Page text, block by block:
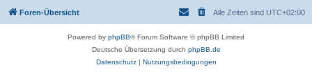
Foren-Übersicht Alle Zeiten sind UTC+02:00
Powered by phpBB® Forum Software © phpBB Limited
Deutsche Übersetzung durch phpBB.de
Datenschutz| Nutzungsbedingungen